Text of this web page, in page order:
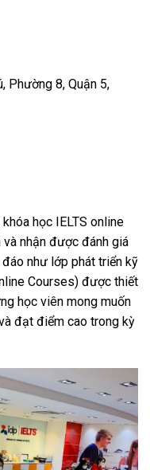
Phường 8, Quận 5,
học IELTS online
nhận được đánh giá
như lớp phát triển kỹ
Courses) được thiết
học viên mong muốn
đạt điểm cao trong kỳ